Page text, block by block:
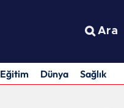
Ara
Eğitim Dünya Sağlık